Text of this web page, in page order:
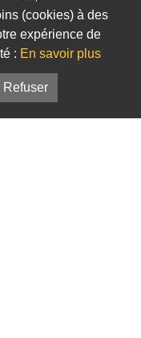
de centrage
(cookies) à des
expérience de
: En savoir plus
Refuser